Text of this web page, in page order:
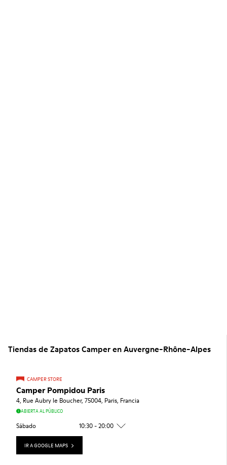
Tiendas de Zapatos Camper en Auvergne-Rhône-Alpes
CAMPER STORE
Camper Pompidou Paris
4, Rue Aubry le Boucher, 75004, Paris, Francia
ABIERTA AL PÚBLICO
Sábado 10:30 - 20:00
IR A GOOGLE MAPS